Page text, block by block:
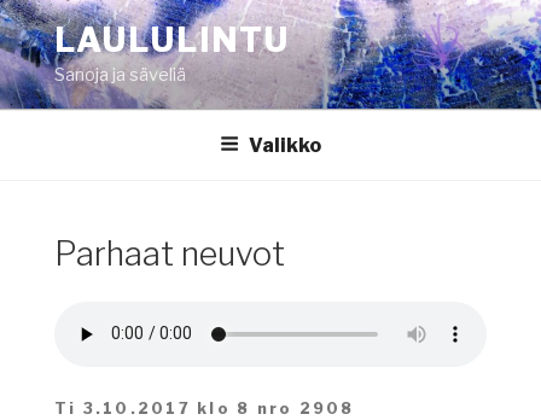
Siirry
sisältöönLAULULINTU
Sanoja ja säveliä
Valikko
Parhaat neuvot
Ti 3.10.2017 klo 8 nro 2908